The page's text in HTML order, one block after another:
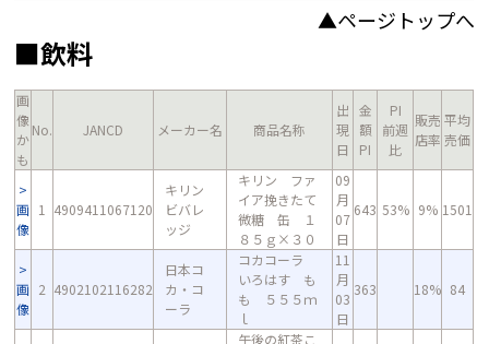
▲ページトップへ
■飲料
画
像
か
も
No. JANCD メーカー名 商品名称
出
現
日
金
額
PI
PI
前週
比
販売
店率
平均
売価
画
像
1 4909411067120
キリン
ビバレ
ッジ
キリン ファ
イア挽きたて
微糖 缶 １
８５ｇ×３０
09
月
07
日
643 53% 9% 1501
画
像
2 4902102116282
日本コ
カ・コ
ーラ
コカコーラ
いろはす も
も ５５５ｍ
ｌ
11
月
03
日
363 18% 84
午後の紅茶こ